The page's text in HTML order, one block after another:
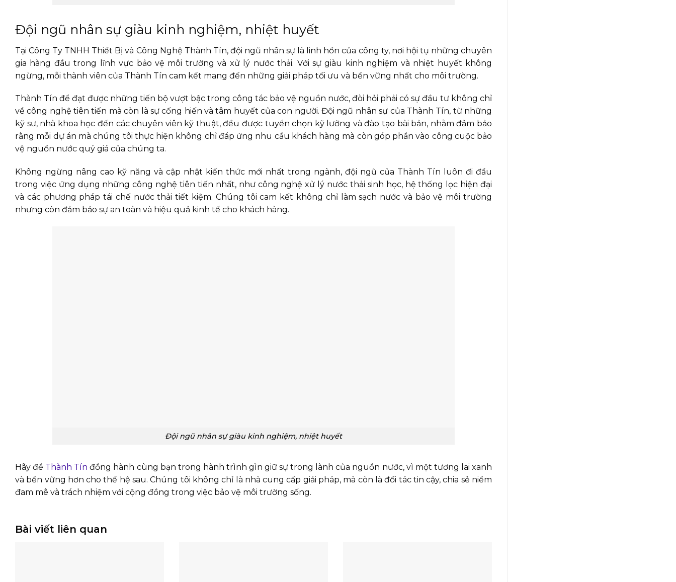
Đội ngũ nhân sự giàu kinh nghiệm, nhiệt huyết
Tại Công Ty TNHH Thiết Bị và Công Nghệ Thành Tín, đội ngũ nhân sự là linh hồn của công ty, nơi hội tụ những chuyên
gia hàng đầu trong lĩnh vực bảo vệ môi trường và xử lý nước thải. Với sự giàu kinh nghiệm và nhiệt huyết không
ngừng, mỗi thành viên của Thành Tín cam kết mang đến những giải pháp tối ưu và bền vững nhất cho môi trường.
Thành Tín để đạt được những tiến bộ vượt bậc trong công tác bảo vệ nguồn nước, đòi hỏi phải có sự đầu tư không chỉ
về công nghệ tiên tiến mà còn là sự cống hiến và tâm huyết của con người. Đội ngũ nhân sự của Thành Tín, từ những
kỹ sư, nhà khoa học đến các chuyên viên kỹ thuật, đều được tuyển chọn kỹ lưỡng và đào tạo bài bản, nhằm đảm bảo
rằng mỗi dự án mà chúng tôi thực hiện không chỉ đáp ứng nhu cầu khách hàng mà còn góp phần vào công cuộc bảo
vệ nguồn nước quý giá của chúng ta.
Không ngừng nâng cao kỹ năng và cập nhật kiến thức mới nhất trong ngành, đội ngũ của Thành Tín luôn đi đầu
trong việc ứng dụng những công nghệ tiên tiến nhất, như công nghệ xử lý nước thải sinh học, hệ thống lọc hiện đại
và các phương pháp tái chế nước thải tiết kiệm. Chúng tôi cam kết không chỉ làm sạch nước và bảo vệ môi trường
nhưng còn đảm bảo sự an toàn và hiệu quả kinh tế cho khách hàng.
Đội ngũ nhân sự giàu kinh nghiệm, nhiệt huyết
Hãy để Thành Tín đồng hành cùng bạn trong hành trình gìn giữ sự trong lành của nguồn nước, vì một tương lai xanh
và bền vững hơn cho thế hệ sau. Chúng tôi không chỉ là nhà cung cấp giải pháp, mà còn là đối tác tin cậy, chia sẻ niềm
đam mê và trách nhiệm với cộng đồng trong việc bảo vệ môi trường sống.
Bài viết liên quan